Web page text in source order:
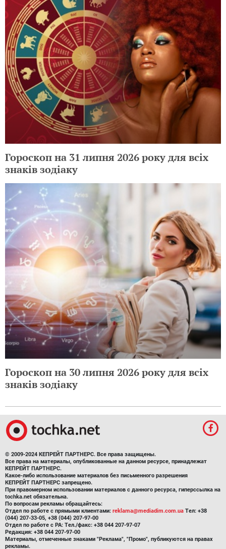
Гороскоп на 31 липня 2026 року для всіх
знаків зодіаку
Гороскоп на 30 липня 2026 року для всіх
знаків зодіаку
© 2009-2024 КЕПРЕЙТ ПАРТНЕРС. Все права защищены.
Все права на материалы, опубликованные на данном ресурсе, принадлежат
КЕПРЕЙТ ПАРТНЕРС.
Какое-либо использование материалов без письменного разрешения
КЕПРЕЙТ ПАРТНЕРС запрещено.
При правомерном использовании материалов с данного ресурса, гиперссылка на
tochka.net обязательна.
По вопросам рекламы обращайтесь:
Отдел по работе с прямыми клиентами: reklama@mediadim.com.ua Тел: +38
(044) 207-33-05, +38 (044) 207-97-00
Отдел по работе с РА: Тел./факс: +38 044 207-97-07
Редакция: +38 044 207-97-00
Материалы, отмеченные знаками "Реклама", "Промо", публикуются на правах
рекламы.